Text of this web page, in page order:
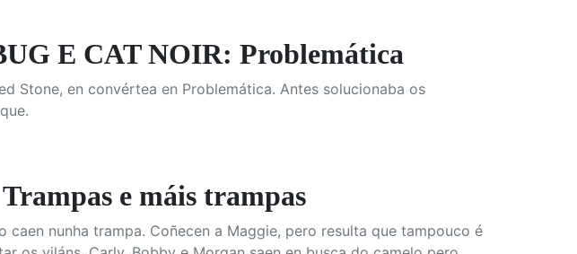
E CAT NOIR: Problemática
Stone, en convértea en Problemática. Antes solucionaba os
e máis trampas
nunha trampa. Coñecen a Maggie, pero resulta que tampouco é